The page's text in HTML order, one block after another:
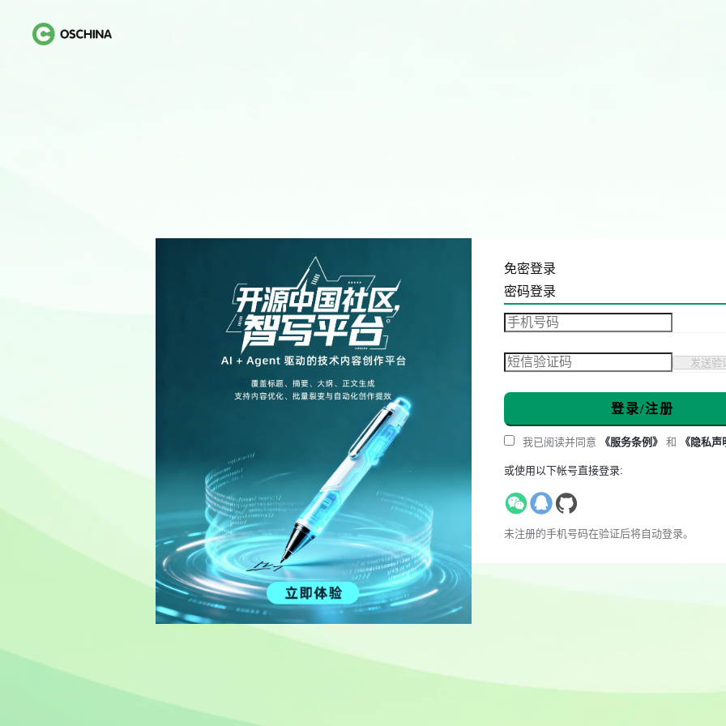
免密登录
密码登录
发送验
登录/注册
我已阅读并同意 《服务条例》 和 《隐私声
或使用以下帐号直接登录:
未注册的手机号码在验证后将自动登录。